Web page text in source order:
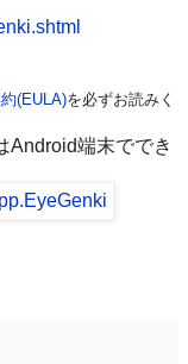
(EULA)を必ずお読みく
Android端末ででき